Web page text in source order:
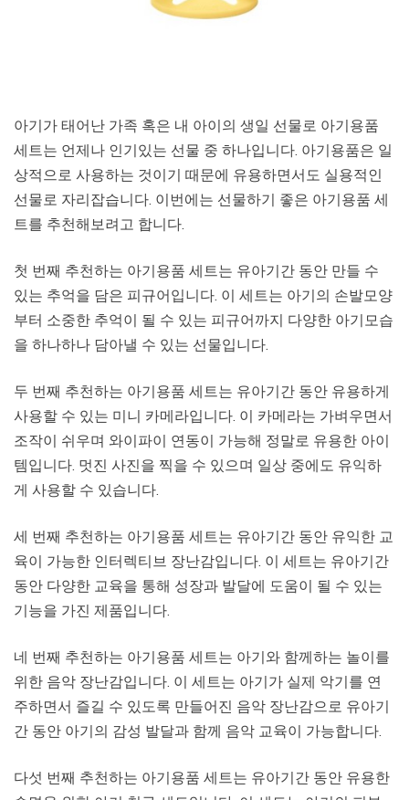
아기가 태어난 가족 혹은 내 아이의 생일 선물로 아기용품
세트는 언제나 인기있는 선물 중 하나입니다. 아기용품은 일
상적으로 사용하는 것이기 때문에 유용하면서도 실용적인
선물로 자리잡습니다. 이번에는 선물하기 좋은 아기용품 세
트를 추천해보려고 합니다.
첫 번째 추천하는 아기용품 세트는 유아기간 동안 만들 수
있는 추억을 담은 피규어입니다. 이 세트는 아기의 손발모양
부터 소중한 추억이 될 수 있는 피규어까지 다양한 아기모습
을 하나하나 담아낼 수 있는 선물입니다.
두 번째 추천하는 아기용품 세트는 유아기간 동안 유용하게
사용할 수 있는 미니 카메라입니다. 이 카메라는 가벼우면서
조작이 쉬우며 와이파이 연동이 가능해 정말로 유용한 아이
템입니다. 멋진 사진을 찍을 수 있으며 일상 중에도 유익하
게 사용할 수 있습니다.
세 번째 추천하는 아기용품 세트는 유아기간 동안 유익한 교
육이 가능한 인터렉티브 장난감입니다. 이 세트는 유아기간
동안 다양한 교육을 통해 성장과 발달에 도움이 될 수 있는
기능을 가진 제품입니다.
네 번째 추천하는 아기용품 세트는 아기와 함께하는 놀이를
위한 음악 장난감입니다. 이 세트는 아기가 실제 악기를 연
주하면서 즐길 수 있도록 만들어진 음악 장난감으로 유아기
간 동안 아기의 감성 발달과 함께 음악 교육이 가능합니다.
다섯 번째 추천하는 아기용품 세트는 유아기간 동안 유용한